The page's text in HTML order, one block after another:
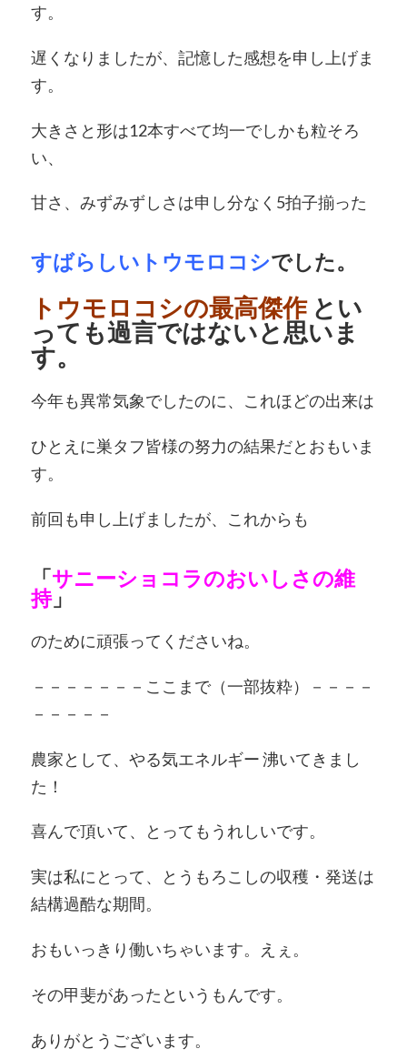
す。
遅くなりましたが、記憶した感想を申し上げま
す。
大きさと形は12本すべて均一でしかも粒そろ
い、
甘さ、みずみずしさは申し分なく5拍子揃った
すばらしいトウモロコシでした。
トウモロコシの最高傑作とい
っても過言ではないと思いま
す。
今年も異常気象でしたのに、これほどの出来は
ひとえに巣タフ皆様の努力の結果だとおもいま
す。
前回も申し上げましたが、これからも
「サニーショコラのおいしさの維
持」
のために頑張ってくださいね。
－－－－－－－ここまで（一部抜粋）－－－－
－－－－－
農家として、やる気エネルギー 沸いてきまし
た！
喜んで頂いて、とってもうれしいです。
実は私にとって、とうもろこしの収穫・発送は
結構過酷な期間。
おもいっきり働いちゃいます。えぇ。
その甲斐があったというもんです。
ありがとうございます。